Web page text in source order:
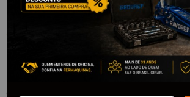
Chave Estrela 10x11mm
GEDORE RED